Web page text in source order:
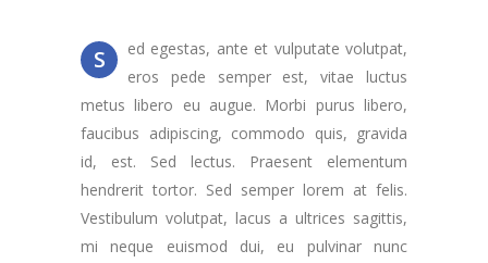
S
ed egestas, ante et vulputate volutpat,
eros pede semper est, vitae luctus
metus libero eu augue. Morbi purus libero,
faucibus adipiscing, commodo quis, gravida
id, est. Sed lectus. Praesent elementum
hendrerit tortor. Sed semper lorem at felis.
Vestibulum volutpat, lacus a ultrices sagittis,
mi neque euismod dui, eu pulvinar nunc